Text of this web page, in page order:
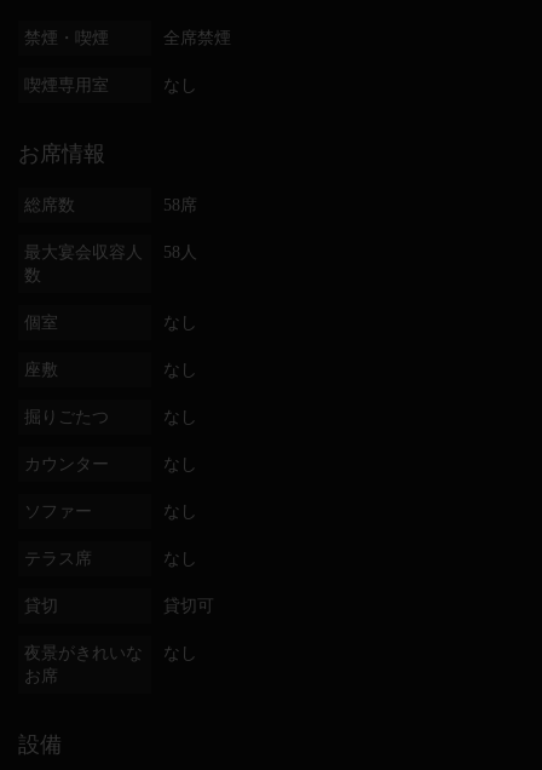
禁煙・喫煙 全席禁煙
喫煙専用室 なし
お席情報
総席数 58席
最大宴会収容人
数
58人
個室 なし
座敷 なし
掘りごたつ なし
カウンター なし
ソファー なし
テラス席 なし
貸切 貸切可
夜景がきれいな
お席
なし
設備